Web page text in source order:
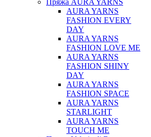
Пряжа AURA YARNS
AURA YARNS
FASHION EVERY
DAY
AURA YARNS
FASHION LOVE ME
AURA YARNS
FASHION SHINY
DAY
AURA YARNS
FASHION SPACE
AURA YARNS
STARLIGHT
AURA YARNS
TOUCH ME